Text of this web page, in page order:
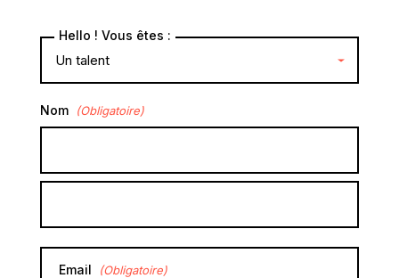
Hello ! Vous êtes :
Nom (Obligatoire)
Email (Obligatoire)